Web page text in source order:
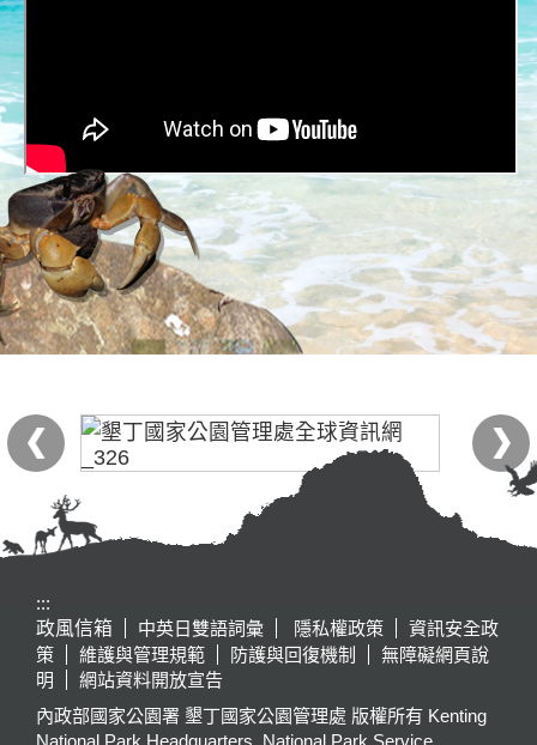
:::
政風信箱
中英日雙語詞彙 隱私權政策
資訊安全政
策
維護與管理規範 防護與回復機制
無障礙網頁說
明
網站資料開放宣告
內政部國家公園署 墾丁國家公園管理處 版權所有 Kenting
National Park Headquarters, National Park Service,